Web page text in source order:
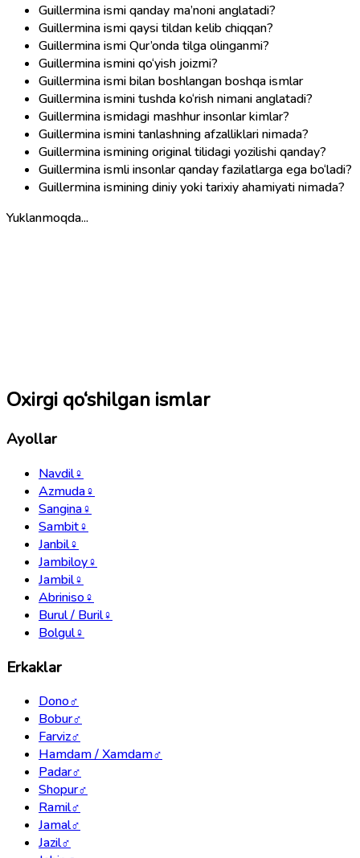
Guillermina ismi qanday ma’noni anglatadi?
Guillermina ismi qaysi tildan kelib chiqqan?
Guillermina ismi Qur’onda tilga olinganmi?
Guillermina ismini qo‘yish joizmi?
Guillermina ismi bilan boshlangan boshqa ismlar
Guillermina ismini tushda ko‘rish nimani anglatadi?
Guillermina ismidagi mashhur insonlar kimlar?
Guillermina ismini tanlashning afzalliklari nimada?
Guillermina ismining original tilidagi yozilishi qanday?
Guillermina ismli insonlar qanday fazilatlarga ega bo‘ladi?
Guillermina ismining diniy yoki tarixiy ahamiyati nimada?
Yuklanmoqda...
Oxirgi qo‘shilgan ismlar
Ayollar
Navdil♀
Azmuda♀
Sangina♀
Sambit♀
Janbil♀
Jambiloy♀
Jambil♀
Abriniso♀
Burul / Buril♀
Bolgul♀
Erkaklar
Dono♂
Bobur♂
Farviz♂
Hamdam / Xamdam♂
Padar♂
Shopur♂
Ramil♂
Jamal♂
Jazil♂